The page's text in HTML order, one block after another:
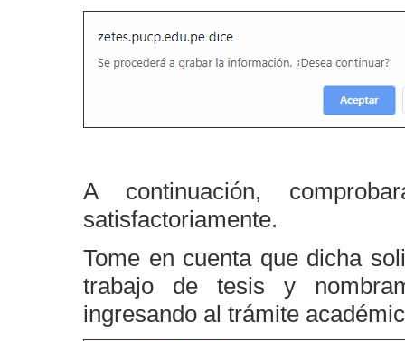
A continuación,
satisfactoriamente.
Tome en cuenta que dicha
trabajo de tesis y
ingresando al trámite